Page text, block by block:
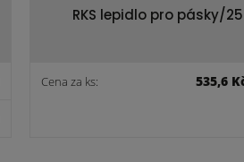
RKS lepidlo pro pásky/
Cena za ks: 535,6